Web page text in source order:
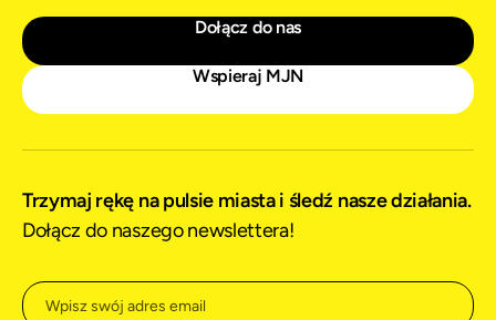
Dołącz do nas
Wspieraj MJN
Trzymaj rękę na pulsie miasta i śledź nasze działania.
Dołącz do naszego newslettera!